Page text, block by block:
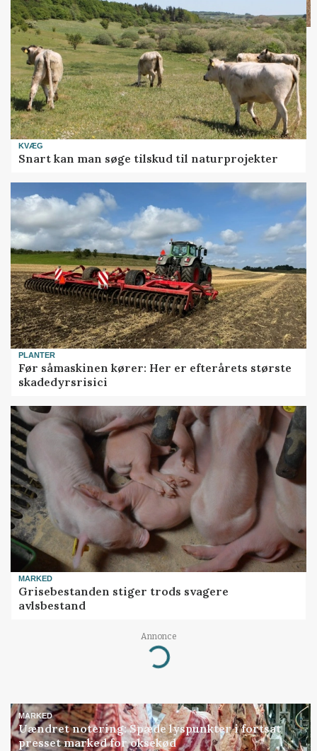
KVÆG
Snart kan man søge tilskud til naturprojekter
PLANTER
Før såmaskinen kører: Her er efterårets største
skadedyrsrisici
MARKED
Grisebestanden stiger trods svagere
avlsbestand
Annonce
Loading...
MARKED
Uændret notering: Spæde lyspunkter i fortsat
presset marked for oksekød